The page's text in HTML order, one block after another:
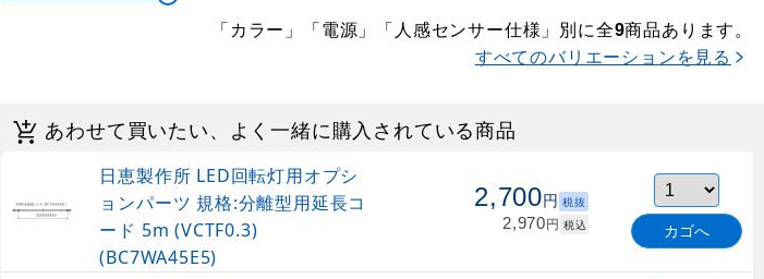
「カラー」「電源」「人感センサー仕様」別に全9商品あります。
すべてのバリエーションを見る
あわせて買いたい、よく一緒に購入されている商品
日恵製作所 LED回転灯用オプシ
ョンパーツ 規格:分離型用延長コ
ード 5m (VCTF0.3)
(BC7WA45E5)
2,700円 税抜
2,970円 税込 カゴへ